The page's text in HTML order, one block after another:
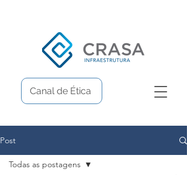
Canal de Ética
Post
Todas as postagens